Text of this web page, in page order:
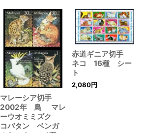
マレーシア切手
2002年 鳥 マレ
ーウオミミズク
コバタン ベンガ
赤道ギニア切手
ネコ 16種 シー
ト
2,080円